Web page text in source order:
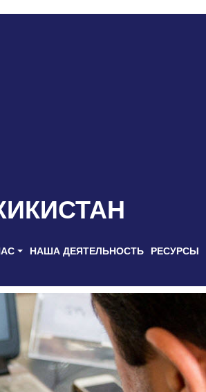
НАША ДЕЯТЕЛЬНОСТЬ РЕСУРСЫ